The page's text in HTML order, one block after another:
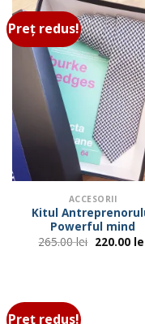
Preț redus!
ACCESORII
Kitul
Powerful mind
265.00lei Prețul
inițial
220.00
Preț redus!